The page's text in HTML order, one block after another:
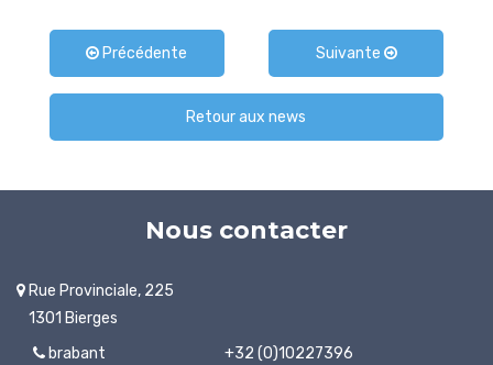
Précédente Suivante
Retour aux news
Nous contacter
Rue Provinciale, 225
1301 Bierges
brabant
+32 (0)10227396